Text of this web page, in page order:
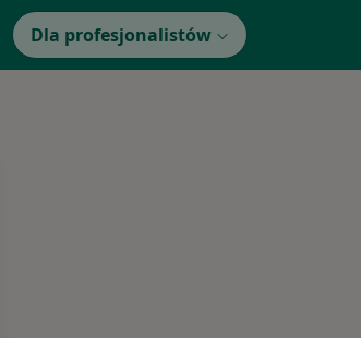
Dla profesjonalistów